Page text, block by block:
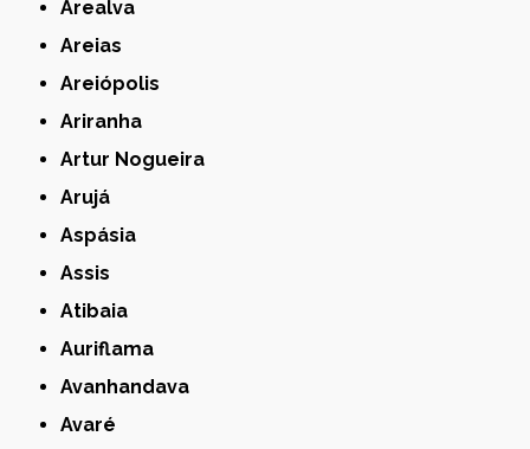
Arealva
Areias
Areiópolis
Ariranha
Artur Nogueira
Arujá
Aspásia
Assis
Atibaia
Auriflama
Avanhandava
Avaré